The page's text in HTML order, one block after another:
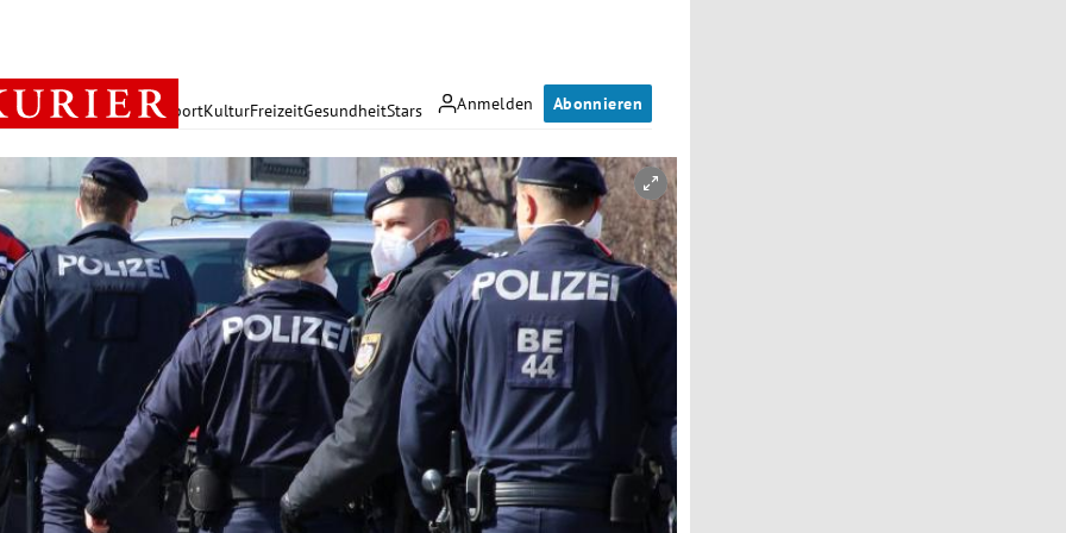
Anmelden Abonnieren
PolitikWirtschaft SportKulturFreizeitGesundheitStars